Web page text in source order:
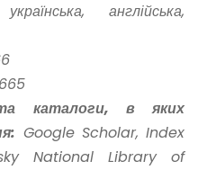
англійська,
каталоги, в яких
Google Scholar, Index
National Library of